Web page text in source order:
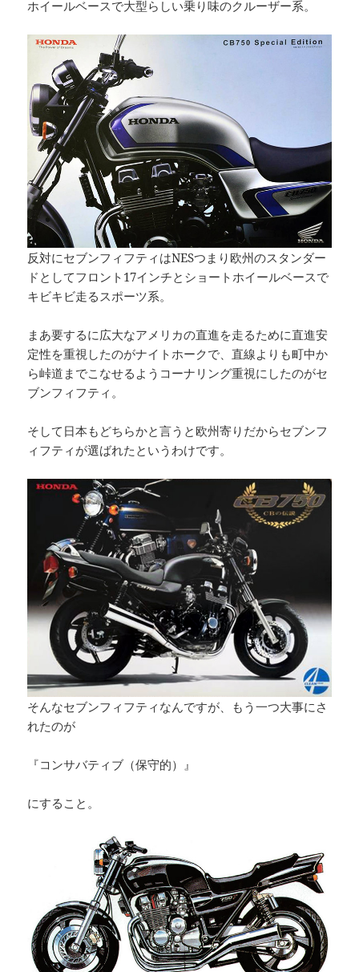
ホイールベースで大型らしい乗り味のクルーザー系。
反対にセブンフィフティはNESつまり欧州のスタンダー
ドとしてフロント17インチとショートホイールベースで
キビキビ走るスポーツ系。
まあ要するに広大なアメリカの直進を走るために直進安
定性を重視したのがナイトホークで、直線よりも町中か
ら峠道までこなせるようコーナリング重視にしたのがセ
ブンフィフティ。
そして日本もどちらかと言うと欧州寄りだからセブンフ
ィフティが選ばれたというわけです。
そんなセブンフィフティなんですが、もう一つ大事にさ
れたのが
『コンサバティブ（保守的）』
にすること。